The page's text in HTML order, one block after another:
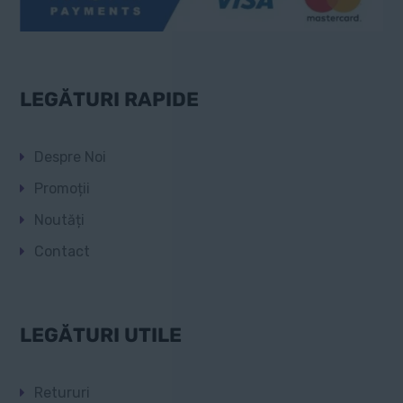
LEGĂTURI RAPIDE
Despre Noi
Promoții
Noutăți
Contact
LEGĂTURI UTILE
Retururi